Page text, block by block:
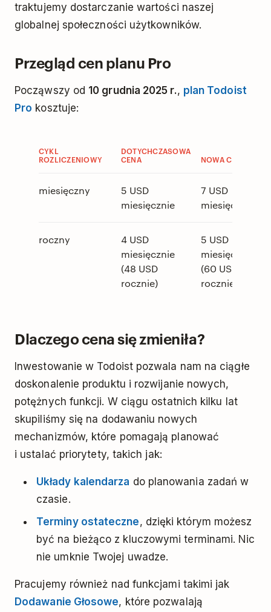
traktujemy dostarczanie wartości naszej
globalnej społeczności użytkowników.
Przegląd cen planu Pro
Począwszy od 10 grudnia 2025 r., plan Todoist
Pro kosztuje:
CYKL
ROZLICZENIOWY
DOTYCHCZASOWA
CENA NOWA CENA
miesięczny
5 USD
miesięcznie
7 USD
miesięcznie
roczny
4 USD
miesięcznie
(48 USD
rocznie)
5 USD
miesięcznie
(60 USD
rocznie)
Dlaczego cena się zmieniła?
Inwestowanie w Todoist pozwala nam na ciągłe
doskonalenie produktu i rozwijanie nowych,
potężnych funkcji. W ciągu ostatnich kilku lat
skupiliśmy się na dodawaniu nowych
mechanizmów, które pomagają planować
i ustalać priorytety, takich jak:
Układy kalendarza do planowania zadań w
czasie.
Terminy ostateczne, dzięki którym możesz
być na bieżąco z kluczowymi terminami. Nic
nie umknie Twojej uwadze.
Pracujemy również nad funkcjami takimi jak
Dodawanie Głosowe, które pozwalają